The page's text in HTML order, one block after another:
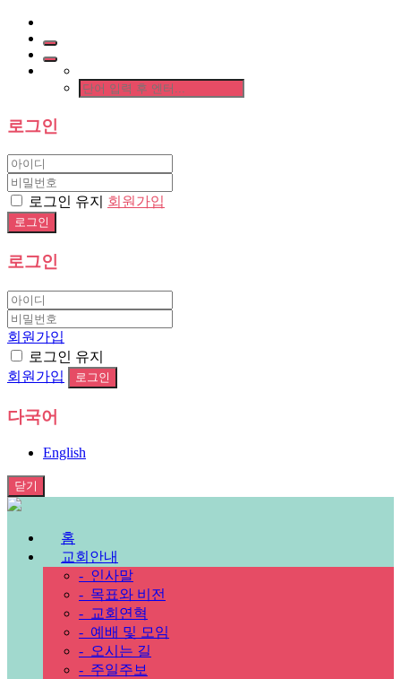
로그인
로그인 유지 회원가입
로그인
회원가입
로그인 유지
회원가입
다국어
English
닫기
홈
교회안내
- 인사말
- 목표와 비전
- 교회연혁
- 예배 및 모임
- 오시는 길
- 주일주보